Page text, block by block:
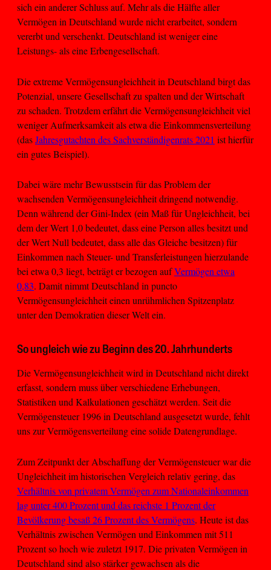
sich ein anderer Schluss auf. Mehr als die Hälfte aller
Vermögen in Deutschland wurde nicht erarbeitet, sondern
vererbt und verschenkt. Deutschland ist weniger eine
Leistungs- als eine Erbengesellschaft.
Die extreme Vermögensungleichheit in Deutschland birgt das
Potenzial, unsere Gesellschaft zu spalten und der Wirtschaft
zu schaden. Trotzdem erfährt die Vermögensungleichheit viel
weniger Aufmerksamkeit als etwa die Einkommensverteilung
(dasJahresgutachten des Sachverständigenrats 2021 ist hierfür
ein gutes Beispiel).
Dabei wäre mehr Bewusstsein für das Problem der
wachsenden Vermögensungleichheit dringend notwendig.
Denn während der Gini-Index (ein Maß für Ungleichheit, bei
dem der Wert 1,0 bedeutet, dass eine Person alles besitzt und
der Wert Null bedeutet, dass alle das Gleiche besitzen) für
Einkommen nach Steuer- und Transferleistungen hierzulande
bei etwa 0,3 liegt, beträgt er bezogen aufVermögen etwa
0,83. Damit nimmt Deutschland in puncto
Vermögensungleichheit einen unrühmlichen Spitzenplatz
unter den Demokratien dieser Welt ein.
So ungleich wie zu Beginn des 20. Jahrhunderts
Die Vermögensungleichheit wird in Deutschland nicht direkt
erfasst, sondern muss über verschiedene Erhebungen,
Statistiken und Kalkulationen geschätzt werden. Seit die
Vermögensteuer 1996 in Deutschland ausgesetzt wurde, fehlt
uns zur Vermögensverteilung eine solide Datengrundlage.
Zum Zeitpunkt der Abschaffung der Vermögensteuer war die
Ungleichheit im historischen Vergleich relativ gering, das
Verhältnis von privatem Vermögen zum Nationaleinkommen
lag unter 400 Prozent und das reichste 1 Prozent der
Bevölkerung besaß 26 Prozent des Vermögens. Heute ist das
Verhältnis zwischen Vermögen und Einkommen mit 511
Prozent so hoch wie zuletzt 1917. Die privaten Vermögen in
Deutschland sind also stärker gewachsen als die